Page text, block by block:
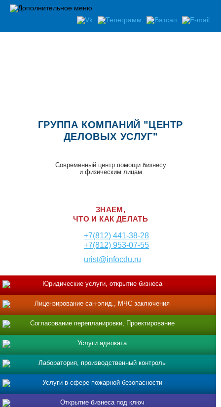
Список документов необходимых при открытии бизнеса
ГРУППА КОМПАНИЙ "ЦЕНТР
ДЕЛОВЫХ УСЛУГ"
Современный центр помощи бизнесу
и физическим лицам
ЗНАЕМ,
ЧТО И КАК ДЕЛАТЬ
+7(812) 441-38-28
+7(812) 953-07-55
urist@infocdu.ru
Юридические услуги, открытие бизнеса
Лицензирование сан-эпид., МЧС заключения
Согласование перепланировки, Проектирование
Услуги адвоката
Лаборатория, производственный контроль
Услуги в сфере пожарной безопасности
Открытие бизнеса под ключ